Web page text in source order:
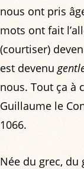
nous ont pris
mots ont fait
(courtiser)
est devenu
nous. Tout ça à
Guillaume le
1066.
Née du grec,